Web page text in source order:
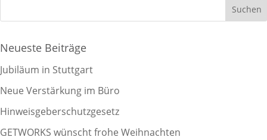
Neueste Beiträge
Jubiläum in Stuttgart
Neue Verstärkung im Büro
Hinweisgeberschutzgesetz
GETWORKS wünscht frohe Weihnachten